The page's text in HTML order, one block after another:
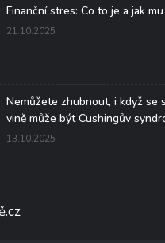
Finanční stres: Co to je a jak
21.10.2025
Nemůžete zhubnout, i když se
vině může být Cushingův
13.10.2025